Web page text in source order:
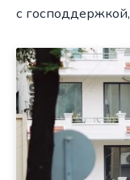
с